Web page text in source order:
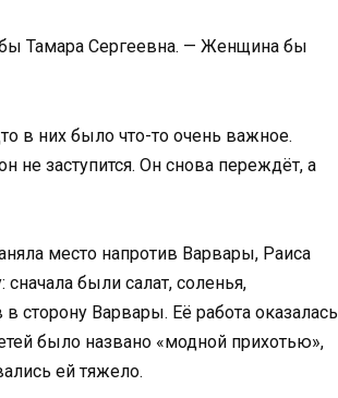
Тамара Сергеевна. — Женщина бы
в них было что-то очень важное.
не заступится. Он снова переждёт, а
место напротив Варвары, Раиса
были салат, соленья,
сторону Варвары. Её работа оказалась
было названо «модной прихотью»,
ей тяжело.